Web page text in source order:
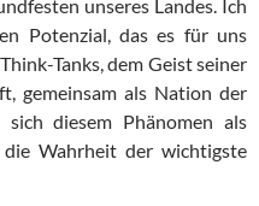
unseres Landes. Ich
Potenzial, das es für uns
Tanks, dem Geist seiner
gemeinsam als Nation der
diesem Phänomen als
Wahrheit der wichtigste